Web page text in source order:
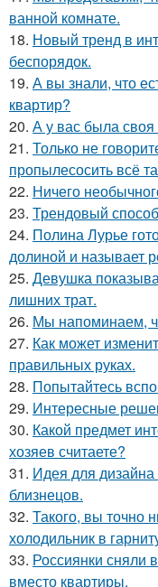
ванной комнате.
18. Новый тренд в
беспорядок.
19. А вы знали, что
квартир?
20. А у вас была
21. Только не
пропылесосить всё
22. Ничего
23. Трендовый
24. Полина Лурье
долиной и называет
25. Девушка
лишних трат.
26. Мы напоминаем,
27. Как может
правильных руках.
28. Попытайтесь
29. Интересные
30. Какой предмет
хозяев считаете?
31. Идея для
близнецов.
32. Такого, вы точно
холодильник в
33. Россиянки сняли
вместо квартиры.